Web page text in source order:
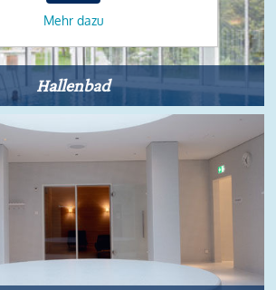
Hallenbad
Mehr dazu